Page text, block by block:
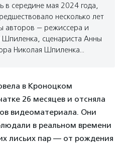
в середине мая 2024 года,
несколько лет
авторов — режиссера и
сценариста Анны
Николая Шпиленка…
в Кроноцком
26 месяцев и отсняла
видеоматериала. Они
в реальном времени
лисьих пар — от рождения